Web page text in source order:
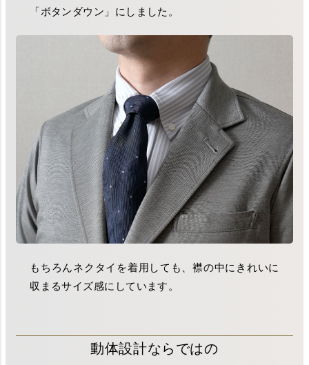
「ボタンダウン」にしました。
もちろんネクタイを着用しても、襟の中にきれいに
収まるサイズ感にしています。
動体設計ならではの